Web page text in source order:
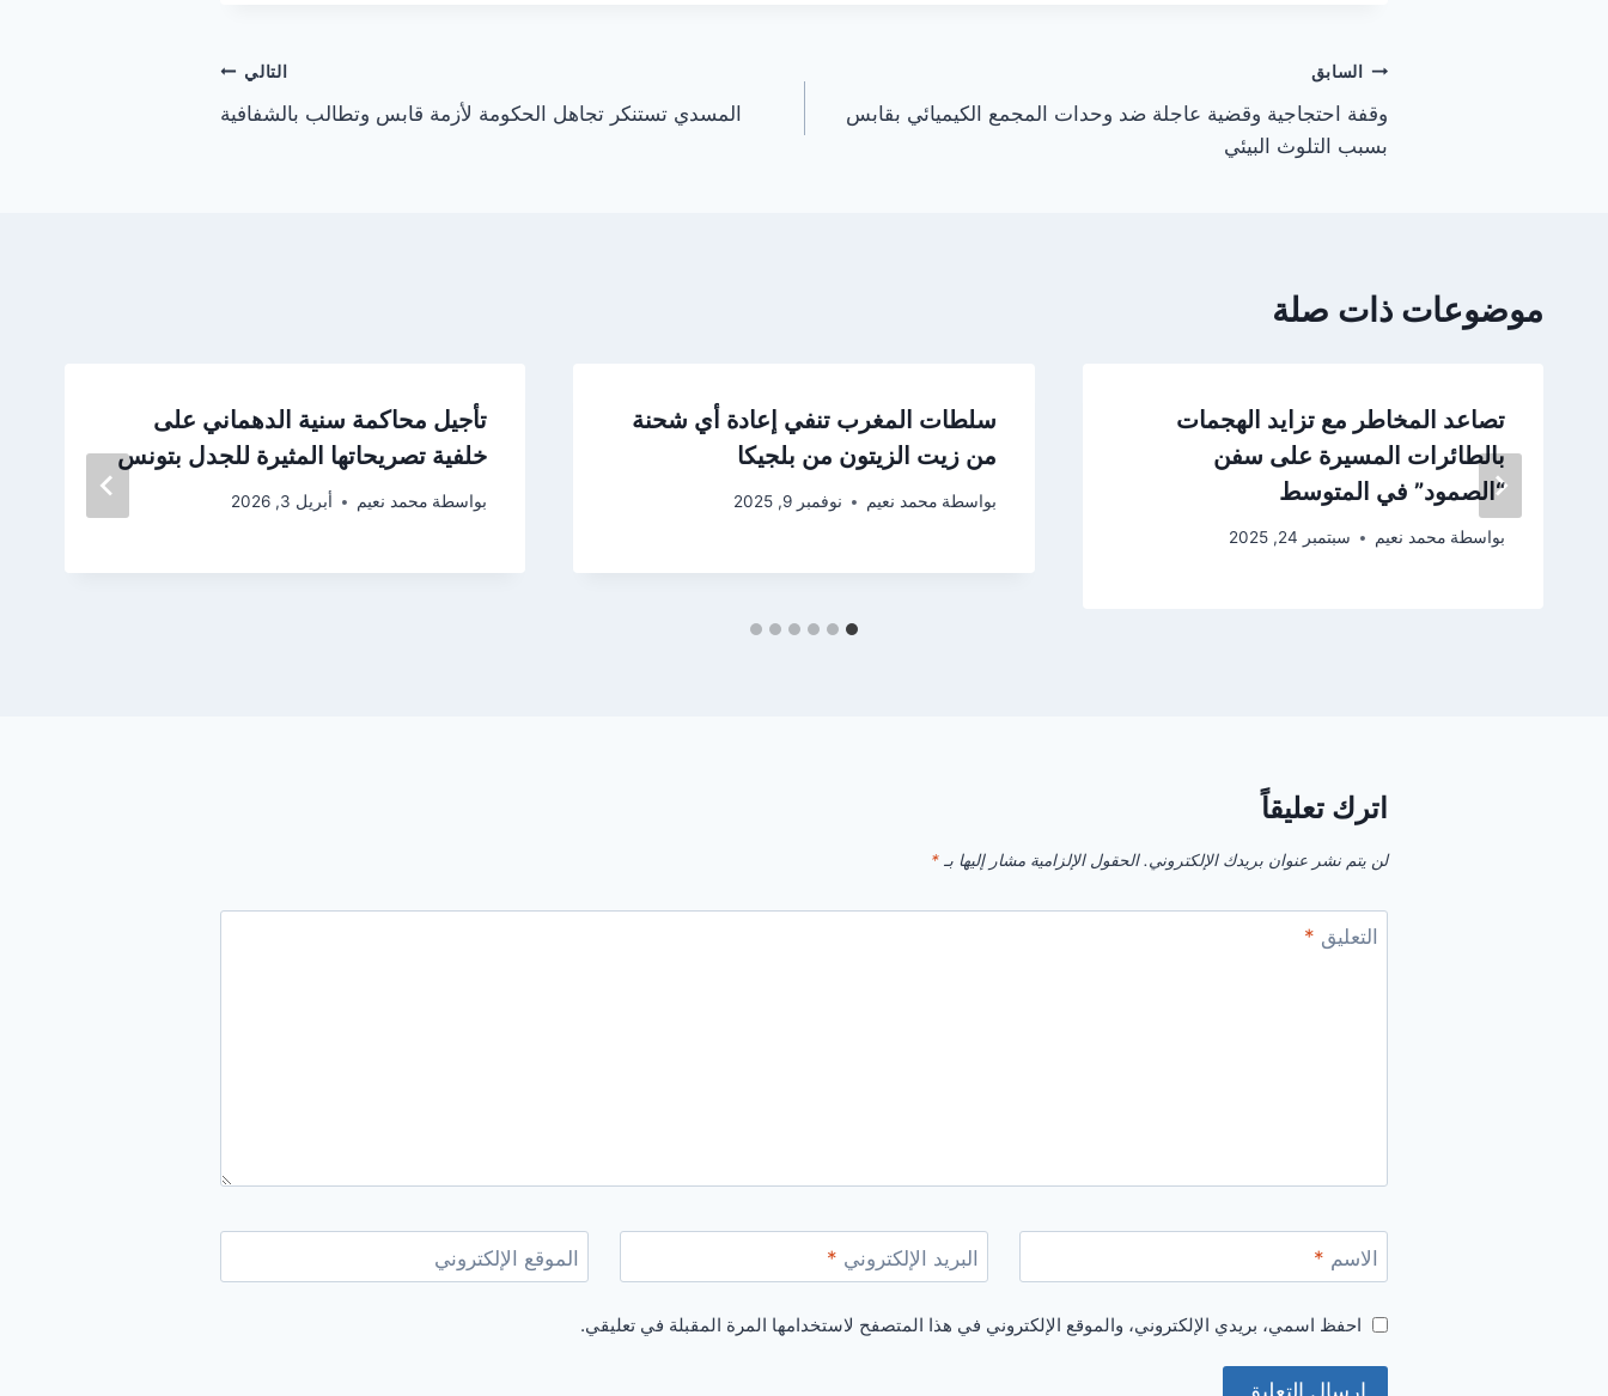
تصفّح
المقالات
السابق
وقفة احتجاجية وقضية عاجلة ضد وحدات المجمع الكيميائي بقابس
بسبب التلوث البيئي
التالي
المسدي تستنكر تجاهل الحكومة لأزمة قابس وتطالب بالشفافية
موضوعات ذات صلة
تصاعد المخاطر مع تزايد الهجمات
بالطائرات المسيرة على سفن
“الصمود” في المتوسط
بواسطة محمد نعيم سبتمبر 24, 2025
سلطات المغرب تنفي إعادة أي شحنة
من زيت الزيتون من بلجيكا
بواسطة محمد نعيم نوفمبر 9, 2025
تأجيل محاكمة سنية الدهماني على
خلفية تصريحاتها المثيرة للجدل بتونس
بواسطة محمد نعيم أبريل 3, 2026
اترك تعليقاً
لن يتم نشر عنوان بريدك الإلكتروني. الحقول الإلزامية مشار إليها بـ *
التعليق *
الاسم * البريد الإلكتروني * الموقع الإلكتروني
احفظ اسمي، بريدي الإلكتروني، والموقع الإلكتروني في هذا المتصفح لاستخدامها المرة المقبلة في تعليقي.